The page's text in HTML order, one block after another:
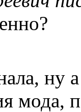
ну
мода,